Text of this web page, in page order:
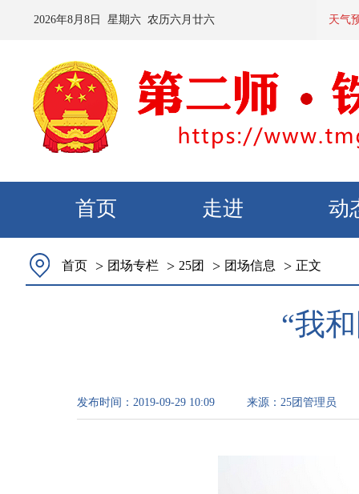
2026年8月 8 日 星期六 农历六月廿六 天气
预计：今天夜
首页 走进 动
首页 > 团场专栏 > 25团 > 团场信息 > 正文
“我
发布时间： 2019-09-29 10:09 来源： 25团管理员